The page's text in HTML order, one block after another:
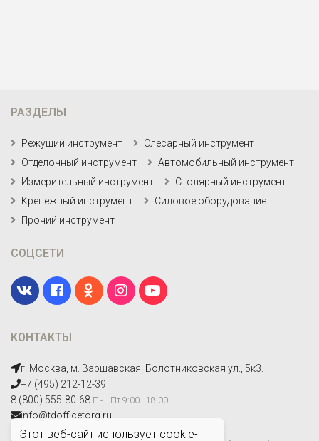
Этот веб-сайт использует cookie-
КОНТАКТЫ
г. Москва, м. Варшавская, Болотниковская ул., 5к3.
+7 (495) 212-12-39
8 (800) 555-80-68 Пн—Пт 9:00—18:00
info@tdofficetorg.ru
РАЗДЕЛЫ
Режущий инструмент
Слесарный инструмент
Отделочный инструмент
Автомобильный инструмент
Измерительный инструмент
Столярный инструмент
Крепежный инструмент
Силовое оборудование
Прочий инструмент
СОЦСЕТИ